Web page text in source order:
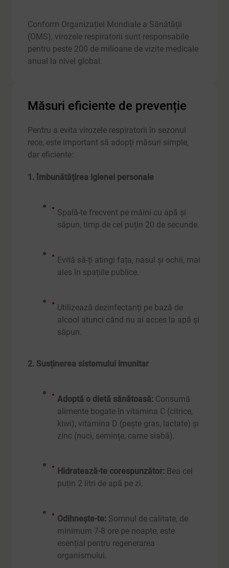
Conform Organizației Mondiale a Sănătății
(OMS), virozele respiratorii sunt responsabile
pentru peste 200 de milioane de vizite medicale
anual la nivel global.
Măsuri eficiente de prevenție
Pentru a evita virozele respiratorii în sezonul
rece, este important să adopți măsuri simple,
dar eficiente:
1. Îmbunătățirea igienei personale
Spală-te frecvent pe mâini cu apă și
săpun, timp de cel puțin 20 de secunde.
Evită să-ți atingi fața, nasul și ochii, mai
ales în spațiile publice.
Utilizează dezinfectanți pe bază de
alcool atunci când nu ai acces la apă și
săpun.
2. Susținerea sistemului imunitar
Adoptă o dietă sănătoasă: Consumă
alimente bogate în vitamina C (citrice,
kiwi), vitamina D (pește gras, lactate) și
zinc (nuci, semințe, carne slabă).
Hidratează-te corespunzător: Bea cel
puțin 2 litri de apă pe zi.
Odihnește-te: Somnul de calitate, de
minimum 7-8 ore pe noapte, este
esențial pentru regenerarea
organismului.